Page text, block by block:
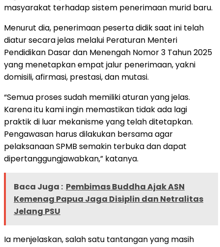
masyarakat terhadap sistem penerimaan murid baru.
Menurut dia, penerimaan peserta didik saat ini telah
diatur secara jelas melalui Peraturan Menteri
Pendidikan Dasar dan Menengah Nomor 3 Tahun 2025
yang menetapkan empat jalur penerimaan, yakni
domisili, afirmasi, prestasi, dan mutasi.
“Semua proses sudah memiliki aturan yang jelas.
Karena itu kami ingin memastikan tidak ada lagi
praktik di luar mekanisme yang telah ditetapkan.
Pengawasan harus dilakukan bersama agar
pelaksanaan SPMB semakin terbuka dan dapat
dipertanggungjawabkan,” katanya.
Baca Juga : Pembimas Buddha Ajak ASN
Kemenag Papua Jaga Disiplin dan Netralitas
Jelang PSU
Ia menjelaskan, salah satu tantangan yang masih